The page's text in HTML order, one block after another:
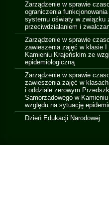
Zarządzenie w sprawie
ograniczenia
systemu oświaty w związku
przeciwdziałaniem i
Zarządzenie w sprawie
zawieszenia zajęć w klasie I
Kamieniu Krajeńskim ze
epidemiologiczną
Zarządzenie w sprawie
zawieszenia zajęć w
i oddziale zerowym
Samorządowego w
względu na sytuację
Dzień Edukacji Narodowej